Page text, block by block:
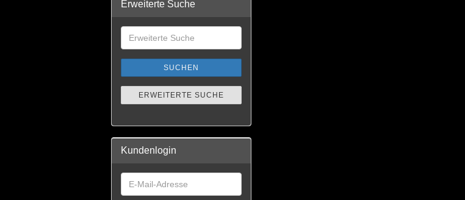
Erweiterte Suche
SUCHEN
ERWEITERTE SUCHE
Kundenlogin